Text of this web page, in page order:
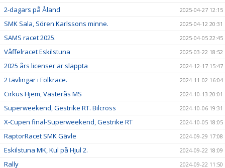
2-dagars på Åland 2025-04-27 12:15
SMK Sala, Sören Karlssons minne. 2025-04-12 20:31
SAMS racet 2025. 2025-04-05 22:45
Våffelracet Eskilstuna 2025-03-22 18:52
2025 års licenser är släppta 2024-12-17 15:47
2 tävlingar i Folkrace. 2024-11-02 16:04
Cirkus Hjem, Västerås MS 2024-10-13 20:01
Superweekend, Gestrike RT. Bilcross 2024-10-06 19:31
X-Cupen final-Superweekend, Gestrike RT 2024-10-05 18:05
RaptorRacet SMK Gävle 2024-09-29 17:08
Eskilstuna MK, Kul på Hjul 2. 2024-09-22 18:09
Rally 2024-09-22 11:50